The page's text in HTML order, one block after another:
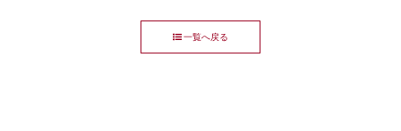
一覧へ戻る